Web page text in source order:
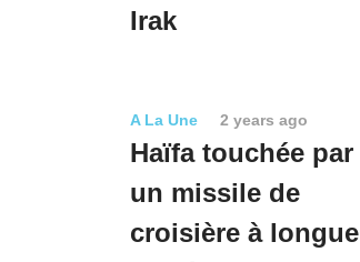
Irak
A La Une 2 years ago
Haïfa touchée par
un missile de
croisière à longue